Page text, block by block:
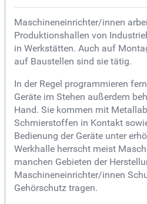
Maschineneinrichter/innen
Produktionshallen von
in Werkstätten. Auch auf
auf Baustellen sind sie tätig.
In der Regel programmieren
Geräte im Stehen außerdem
Hand. Sie kommen mit
Schmierstoffen in Kontakt
Bedienung der Geräte unter
Werkhalle herrscht meist
manchen Gebieten der
Maschineneinrichter/innen
Gehörschutz tragen.